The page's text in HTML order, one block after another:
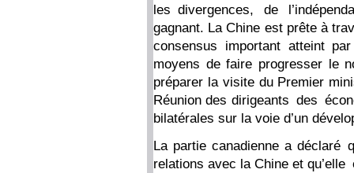
les divergences, de
gagnant. La Chine est prête à
consensus important atteint
moyens de faire progresser le
préparer la visite du Premier
Réunion des dirigeants des
bilatérales sur la voie d’un
La partie canadienne a déclaré
relations avec la Chine et